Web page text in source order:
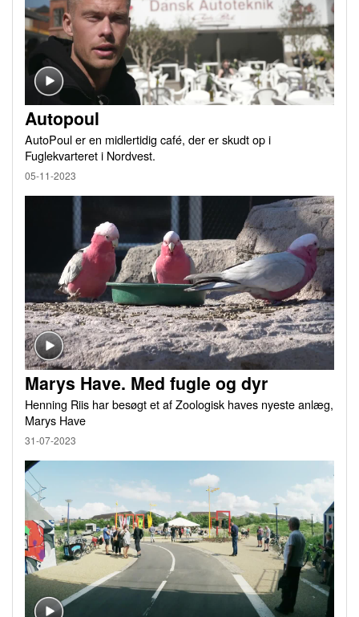
Autopoul
AutoPoul er en midlertidig café, der er skudt op i
Fuglekvarteret i Nordvest.
05-11-2023
Marys Have. Med fugle og dyr
Henning Riis har besøgt et af Zoologisk haves nyeste anlæg,
Marys Have
31-07-2023